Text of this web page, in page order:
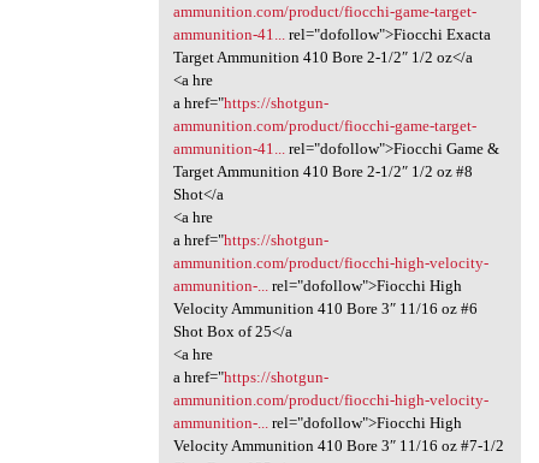
ammunition.com/product/fiocchi-game-target-
ammunition-41...rel="dofollow">Fiocchi Exacta
Target Ammunition 410 Bore 2-1/2″ 1/2 oz</a
<a hre
a href="https://shotgun-
ammunition.com/product/fiocchi-game-target-
ammunition-41...rel="dofollow">Fiocchi Game &
Target Ammunition 410 Bore 2-1/2″ 1/2 oz #8
Shot</a
<a hre
a href="https://shotgun-
ammunition.com/product/fiocchi-high-velocity-
ammunition-...rel="dofollow">Fiocchi High
Velocity Ammunition 410 Bore 3″ 11/16 oz #6
Shot Box of 25</a
<a hre
a href="https://shotgun-
ammunition.com/product/fiocchi-high-velocity-
ammunition-...rel="dofollow">Fiocchi High
Velocity Ammunition 410 Bore 3″ 11/16 oz #7-1/2